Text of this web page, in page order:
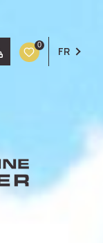
0 FR